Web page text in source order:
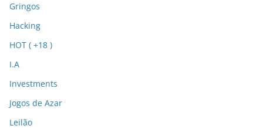
Gringos
Hacking
HOT ( +18 )
I.A
Investments
Jogos de Azar
Leilão